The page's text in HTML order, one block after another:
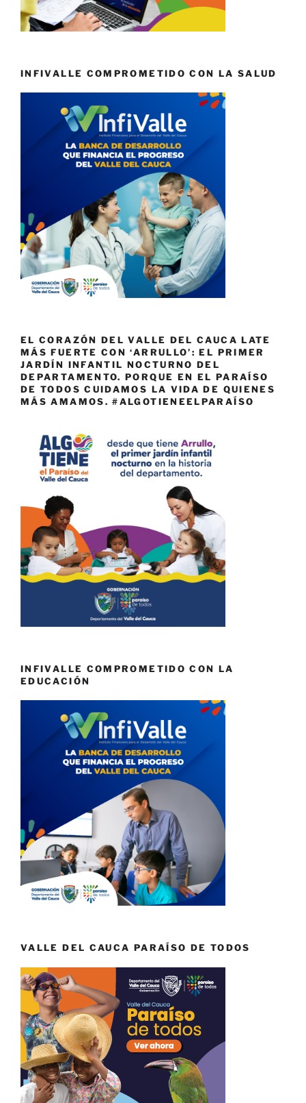
INFIVALLE COMPROMETIDO CON LA SALUD
EL CORAZÓN DEL VALLE DEL CAUCA LATE
MÁS FUERTE CON ‘ARRULLO’: EL PRIMER
JARDÍN INFANTIL NOCTURNO DEL
DEPARTAMENTO. PORQUE EN EL PARAÍSO
DE TODOS CUIDAMOS LA VIDA DE QUIENES
MÁS AMAMOS. #ALGOTIENEELPARAÍSO
INFIVALLE COMPROMETIDO CON LA
EDUCACIÓN
VALLE DEL CAUCA PARAÍSO DE TODOS